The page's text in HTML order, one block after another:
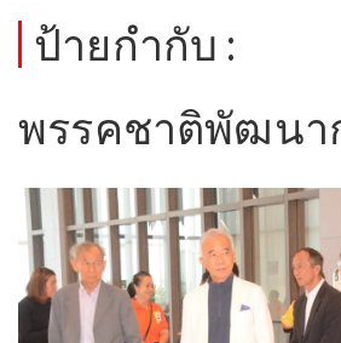
ป้ายกำกับ :
พรรคชาติพัฒนา